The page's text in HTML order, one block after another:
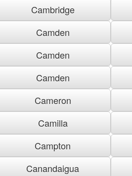
Cambridge
Camden
Camden
Camden
Cameron
Camilla
Campton
Canandaigua